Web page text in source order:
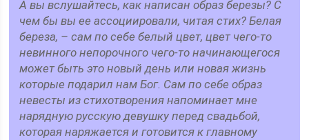
А вы вслушайтесь, как написан образ березы? С
чем бы вы ее ассоциировали, читая стих? Белая
береза, – сам по себе белый цвет, цвет чего-то
невинного непорочного чего-то начинающегося
может быть это новый день или новая жизнь
которые подарил нам Бог. Сам по себе образ
невесты из стихотворения напоминает мне
нарядную русскую девушку перед свадьбой,
которая наряжается и готовится к главному